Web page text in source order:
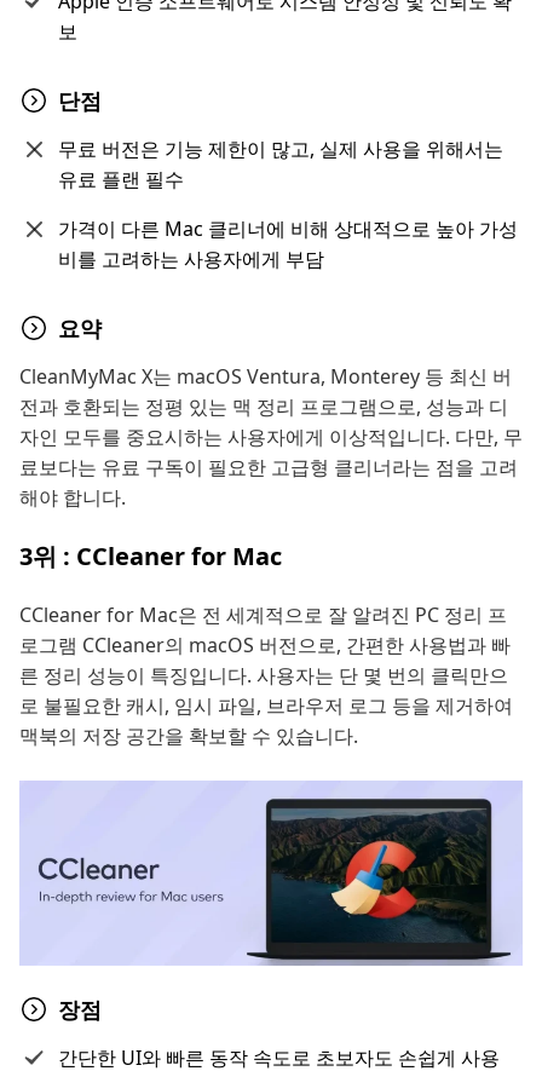
보
단점
무료 버전은 기능 제한이 많고, 실제 사용을 위해서는
유료 플랜 필수
가격이 다른 Mac 클리너에 비해 상대적으로 높아 가성
비를 고려하는 사용자에게 부담
요약
CleanMyMac X는 macOS Ventura, Monterey 등 최신 버
전과 호환되는 정평 있는 맥 정리 프로그램으로, 성능과 디
자인 모두를 중요시하는 사용자에게 이상적입니다. 다만, 무
료보다는 유료 구독이 필요한 고급형 클리너라는 점을 고려
해야 합니다.
3위 : CCleaner for Mac
CCleaner for Mac은 전 세계적으로 잘 알려진 PC 정리 프
로그램 CCleaner의 macOS 버전으로, 간편한 사용법과 빠
른 정리 성능이 특징입니다. 사용자는 단 몇 번의 클릭만으
로 불필요한 캐시, 임시 파일, 브라우저 로그 등을 제거하여
맥북의 저장 공간을 확보할 수 있습니다.
장점
간단한 UI와 빠른 동작 속도로 초보자도 손쉽게 사용